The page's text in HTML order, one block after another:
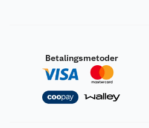
Betalingsmetoder